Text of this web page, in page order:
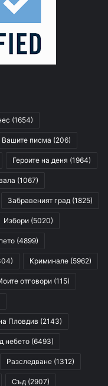
(1654)
Вашите писма (206)
Героите на деня (1964)
(1067)
Забравеният град (1825)
Избори (5020)
(4899)
Криминале (5962)
отговори (115)
Пловдив (2143)
небето (6493)
Разследване (1312)
Съд (2907)